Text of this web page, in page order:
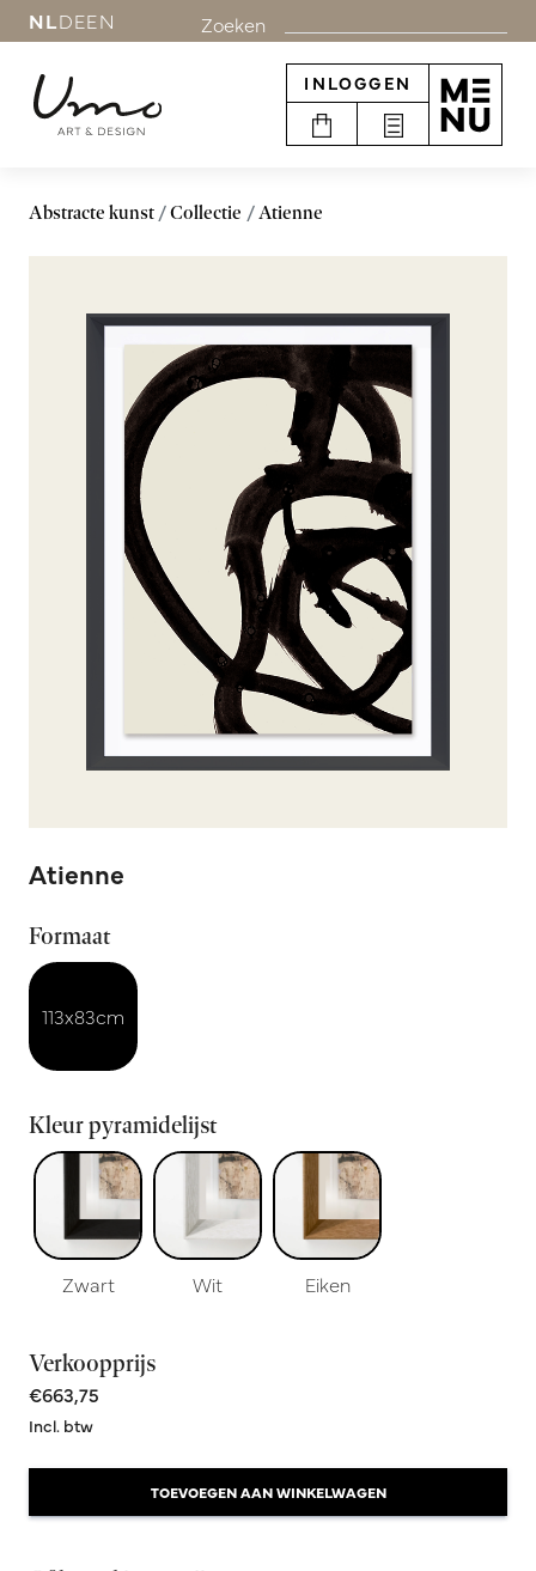
NLDEEN Zoeken
INLOGGEN
Abstracte kunst Collectie Atienne
Atienne
Formaat
113x83cm
Kleur pyramidelijst
Zwart Wit Eiken
Verkoopprijs
€663,75
Incl. btw
TOEVOEGEN AAN WINKELWAGEN